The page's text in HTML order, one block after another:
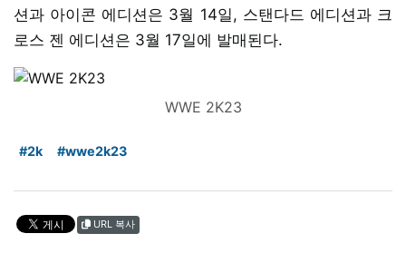
션과 아이콘 에디션은 3월 14일, 스탠다드 에디션과 크
로스 젠 에디션은 3월 17일에 발매된다.
WWE 2K23
#2k #wwe2k23
URL 복사